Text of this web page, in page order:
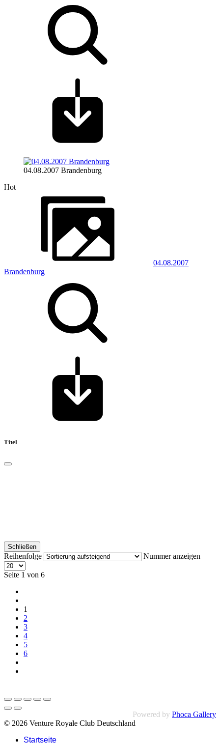
04.08.2007 Brandenburg
Hot
04.08.2007
Brandenburg
Titel
Schließen
Reihenfolge Nummer anzeigen
Seite 1 von 6
1
2
3
4
5
6
Powered by Phoca Gallery
© 2026 Venture Royale Club Deutschland
Startseite